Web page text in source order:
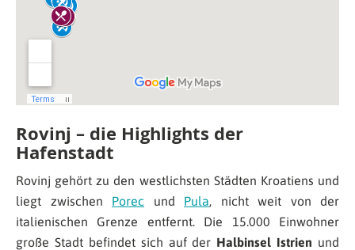
Rovinj – die Highlights der
Hafenstadt
Rovinj gehört zu den westlichsten Städten Kroatiens und
liegt zwischen Porec und Pula, nicht weit von der
italienischen Grenze entfernt. Die 15.000 Einwohner
große Stadt befindet sich auf der Halbinsel Istrien und